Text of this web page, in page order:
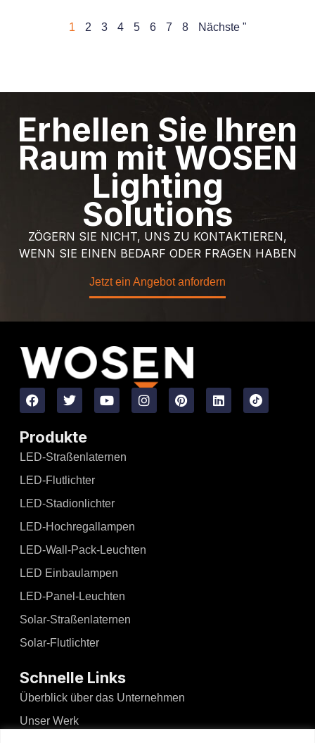
1 2 3 4 5 6 7 8 Nächste "
Erhellen Sie Ihren
Raum mit WOSEN
Lighting
Solutions
ZÖGERN SIE NICHT, UNS ZU KONTAKTIEREN,
WENN SIE EINEN BEDARF ODER FRAGEN HABEN
Jetzt ein Angebot anfordern
Produkte
LED-Straßenlaternen
LED-Flutlichter
LED-Stadionlichter
LED-Hochregallampen
LED-Wall-Pack-Leuchten
LED Einbaulampen
LED-Panel-Leuchten
Solar-Straßenlaternen
Solar-Flutlichter
Schnelle Links
Überblick über das Unternehmen
Unser Werk